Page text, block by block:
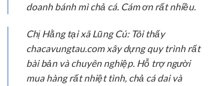
doanh bánh mì chả cá. Cám ơn rất nhiều.
Chị Hằng tại xã Lũng Cú:Tôi thấy
chacavungtau.com xây dựng quy trình rất
bài bản và chuyên nghiệp. Hỗ trợ người
mua hàng rất nhiệt tình, chả cá dai và